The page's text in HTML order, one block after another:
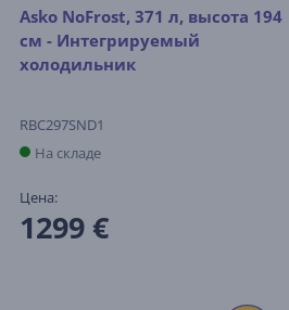
Asko NoFrost, 371 л, высота 194
см - Интегрируемый
холодильник
RBC297SND1
На складе
Цена:
1299 €